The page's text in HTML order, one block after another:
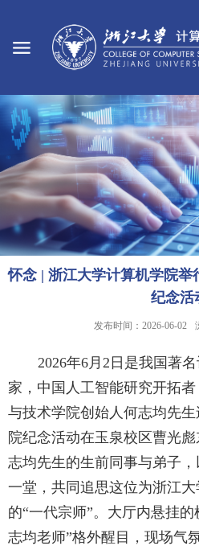
怀念 | 浙江大学计算机学院
纪念活
发布时间：2026-06-02
2026年6 月 2 日是我国著
家，中国人工智能研究开拓
与技术学院创始人何志均先
院纪念活动在玉泉校区曹光
志均先生的生前同事与弟子
一堂，共同追思这位为浙江
的“一代宗师”。大厅内悬挂
志均老师”格外醒目，现场气